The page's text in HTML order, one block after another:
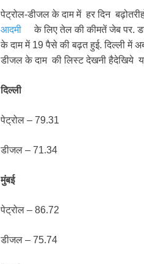
पेट्रोल-डीजल के दाम में हर दिन
आदमी
के लिए तेल की कीमतें जेब पर.
के दाम में 19 पैसे की बढ़त हुई. दिल्ली में
डीजल के दाम की लिस्ट देखनी हैदेखिये
दिल्ली
पेट्रोल – 79.31
डीजल – 71.34
मुंबई
पेट्रोल – 86.72
डीजल – 75.74